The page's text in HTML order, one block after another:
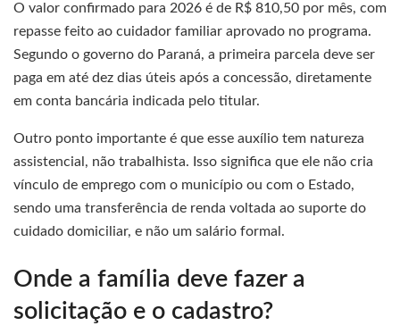
O valor confirmado para 2026 é de R$ 810,50 por mês, com
repasse feito ao cuidador familiar aprovado no programa.
Segundo o governo do Paraná, a primeira parcela deve ser
paga em até dez dias úteis após a concessão, diretamente
em conta bancária indicada pelo titular.
Outro ponto importante é que esse auxílio tem natureza
assistencial, não trabalhista. Isso significa que ele não cria
vínculo de emprego com o município ou com o Estado,
sendo uma transferência de renda voltada ao suporte do
cuidado domiciliar, e não um salário formal.
Onde a família deve fazer a
solicitação e o cadastro?